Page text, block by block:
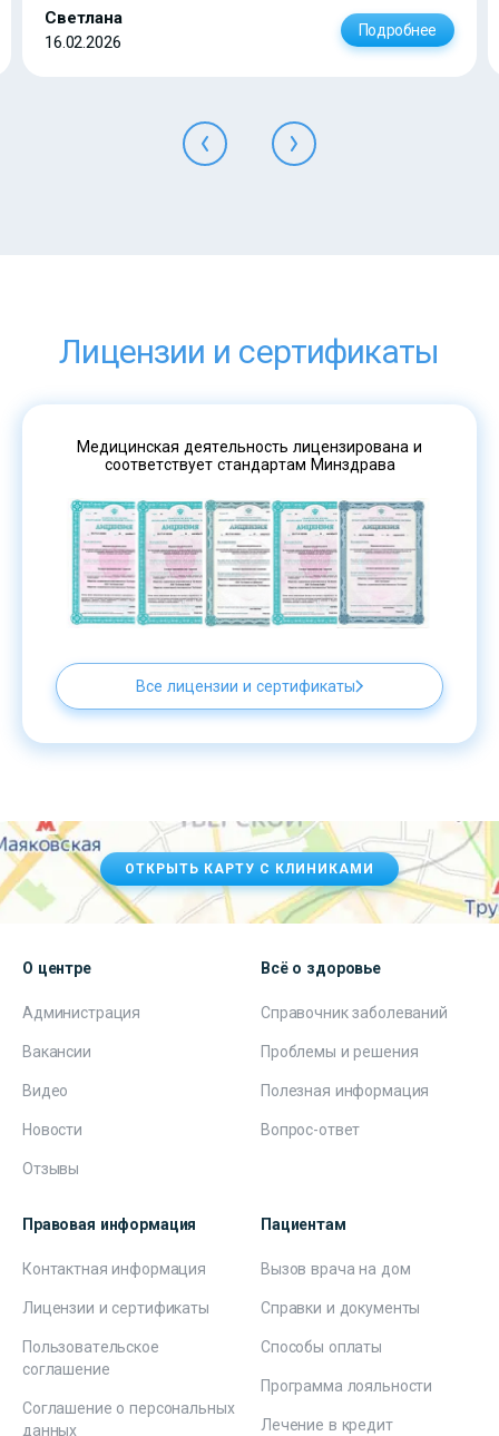
Светлана
16.02.2026
Подробнее
Лицензии и сертификаты
Медицинская деятельность лицензирована и
соответствует стандартам Минздрава
Все лицензии и сертификаты
ОТКРЫТЬ КАРТУ С КЛИНИКАМИ
О центре
Администрация
Вакансии
Видео
Новости
Отзывы
Всё о здоровье
Справочник заболеваний
Проблемы и решения
Полезная информация
Вопрос-ответ
Правовая информация
Контактная информация
Лицензии и сертификаты
Пользовательское
соглашение
Соглашение о персональных
данных
Пациентам
Вызов врача на дом
Справки и документы
Способы оплаты
Программа лояльности
Лечение в кредит